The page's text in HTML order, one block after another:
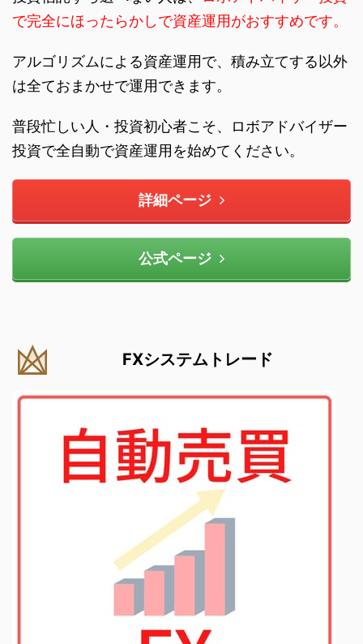
で完全にほったらかしで資産運用がおすすめです。
アルゴリズムによる資産運用で、積み立てする以外
は全ておまかせで運用できます。
普段忙しい人・投資初心者こそ、ロボアドバイザー
投資で全自動で資産運用を始めてください。
詳細ページ
公式ページ
FXシステムトレード